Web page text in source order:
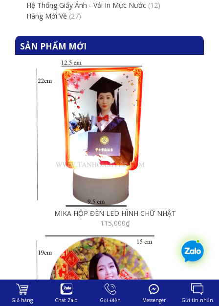
Hệ Thống Giấy Ảnh - Vải In Mực Nước (12)
Hàng Mới Về (27)
SẢN PHẨM MỚI
MIKA HỘP ĐÈN LED HÌNH CHỮ NHẬT
115,000₫
Giỏ hàng Chat Zalo Gọi Điện Messenger Gửi tin nhắn